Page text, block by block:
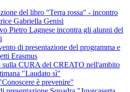
del libro "Terra rossa" - incontro
Gabriella Genisi
Pietro Lagnese incontra gli alunni del
di presentazione del programma e
Erasmus
sulla CURA del CREATO nell'ambito
"Laudato sì"
è prevenire"